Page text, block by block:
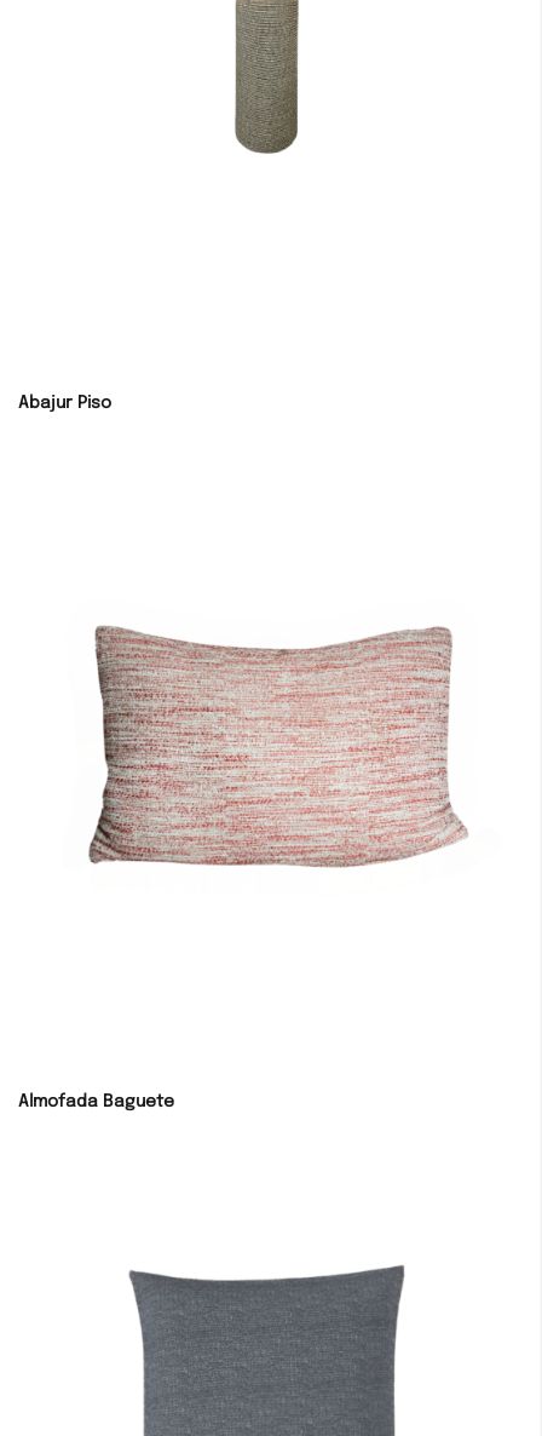
Abajur Piso
Almofada Baguete